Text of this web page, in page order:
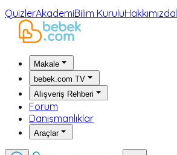
QuizlerAkademiBilim KuruluHakkımızda
Makale
bebek.com TV
Alışveriş Rehberi
Forum
Danışmanlıklar
Araçlar